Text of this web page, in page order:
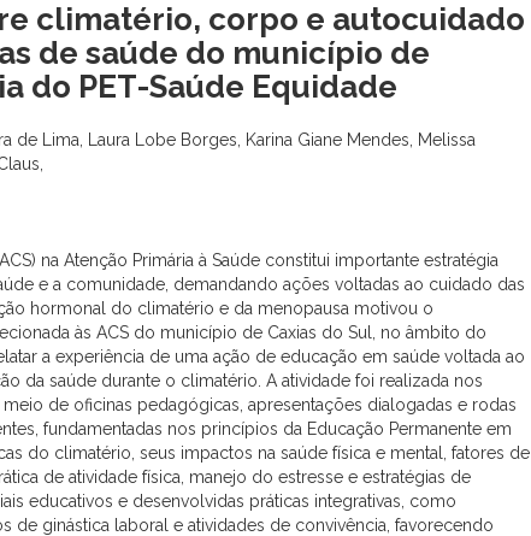
climatério, corpo e autocuidado
de saúde do município de
do PET-Saúde Equidade
de Lima, Laura Lobe Borges, Karina Giane Mendes, Melissa
na Atenção Primária à Saúde constitui importante estratégia
e a comunidade, demandando ações voltadas ao cuidado das
hormonal do climatério e da menopausa motivou o
às ACS do município de Caxias do Sul, no âmbito do
a experiência de uma ação de educação em saúde voltada ao
da saúde durante o climatério. A atividade foi realizada nos
de oficinas pedagógicas, apresentações dialogadas e rodas
fundamentadas nos princípios da Educação Permanente em
do climatério, seus impactos na saúde física e mental, fatores de
de atividade física, manejo do estresse e estratégias de
educativos e desenvolvidas práticas integrativas, como
de ginástica laboral e atividades de convivência, favorecendo